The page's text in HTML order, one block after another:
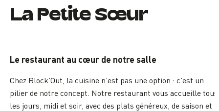
La Petite Sœur
Le restaurant au cœur de notre salle
Chez Block’Out, la cuisine n’est pas une option : c’est un
pilier de notre concept. Notre restaurant vous accueille tous
les jours, midi et soir, avec des plats généreux, de saison et